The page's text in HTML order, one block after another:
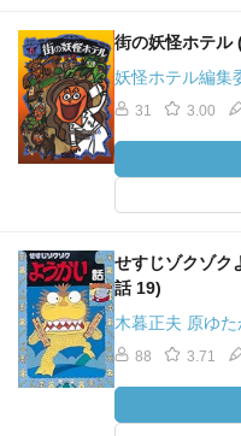
街の妖怪ホテル
妖怪ホテル編集
31 3.00
せすじゾクゾク
話 19)
木暮正夫 原ゆた
88 3.71